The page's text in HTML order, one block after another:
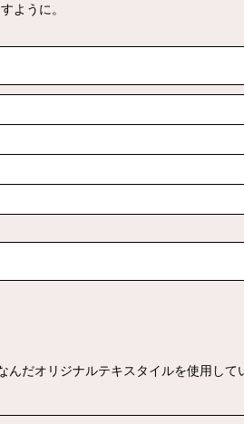
ように。
だオリジナルテキスタイルを使用し